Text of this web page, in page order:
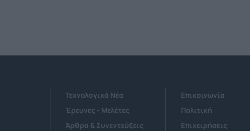
Τεχνολογικά Νέα
Έρευνες - Μελέτες
Άρθρα & Συνεντεύξεις
Επικοινωνία
Πολιτική
Επιχειρήσεις